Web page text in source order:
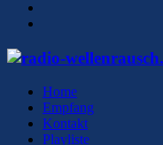
Home
Empfang
Kontakt
Playliste